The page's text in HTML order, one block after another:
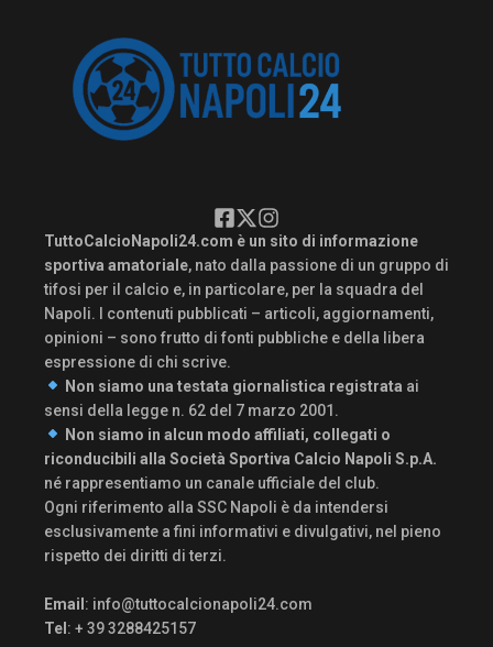
TuttoCalcioNapoli24.com è un sito di informazione
sportiva amatoriale, nato dalla passione di un gruppo di
tifosi per il calcio e, in particolare, per la squadra del
Napoli. I contenuti pubblicati – articoli, aggiornamenti,
opinioni – sono frutto di fonti pubbliche e della libera
espressione di chi scrive.
Non siamo una testata giornalistica registrata ai
sensi della legge n. 62 del 7 marzo 2001.
Non siamo in alcun modo affiliati, collegati o
riconducibili alla Società Sportiva Calcio Napoli S.p.A.
né rappresentiamo un canale ufficiale del club.
Ogni riferimento alla SSC Napoli è da intendersi
esclusivamente a fini informativi e divulgativi, nel pieno
rispetto dei diritti di terzi.
Email : info@tuttocalcionapoli24.com
Tel : + 39 3288425157